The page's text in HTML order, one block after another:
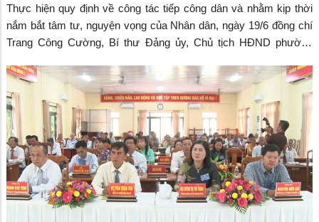
Thực hiện quy định về công tác tiếp công dân và nhằm kịp thời
nắm bắt tâm tư, nguyện vọng của Nhân dân, ngày 19/6 đồng chí
Trang Công Cường, Bí thư Đảng ủy, Chủ tịch HĐND phường
UBND phường.